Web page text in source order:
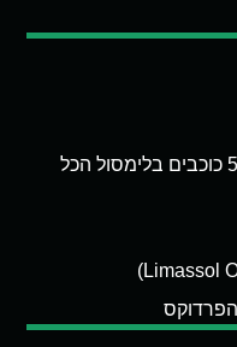
לאונרדו גרנד ריזורט לימסול – מלון 5 כוכבים בלימסול הכל
הפרדוקס